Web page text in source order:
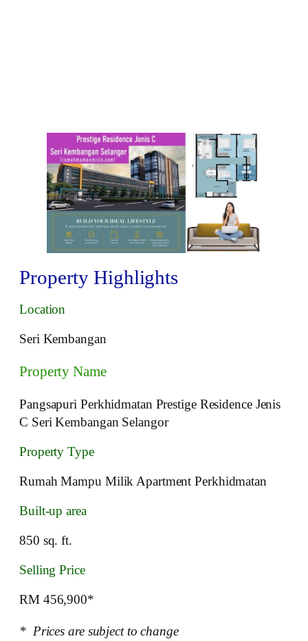
Property Highlights
Location
Seri Kembangan
Property Name
Pangsapuri Perkhidmatan Prestige Residence Jenis
C Seri Kembangan Selangor
Property Type
Rumah Mampu Milik Apartment Perkhidmatan
Built-up area
850 sq. ft.
Selling Price
RM 456,900*
* Prices are subject to change